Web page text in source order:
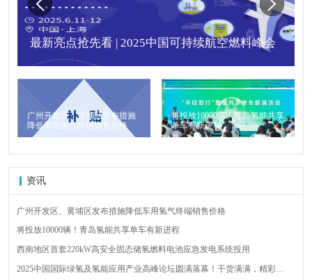
最新亮点抢先看 | 2025中国可持续航空燃料峰会
广州开发区、黄埔区发布措施
降低车用氢气终端销售价格
将投放10000辆！青岛氢能共享
单车有新进程
资讯
广州开发区、黄埔区发布措施降低车用氢气终端销售价格
将投放10000辆！青岛氢能共享单车有新进程
西南地区首套220kW高安全固态储氢燃料电池应急发电系统投用
2025中国国际绿氢及氢能应用产业高峰论坛圆满落幕！干货满满，精彩瞬